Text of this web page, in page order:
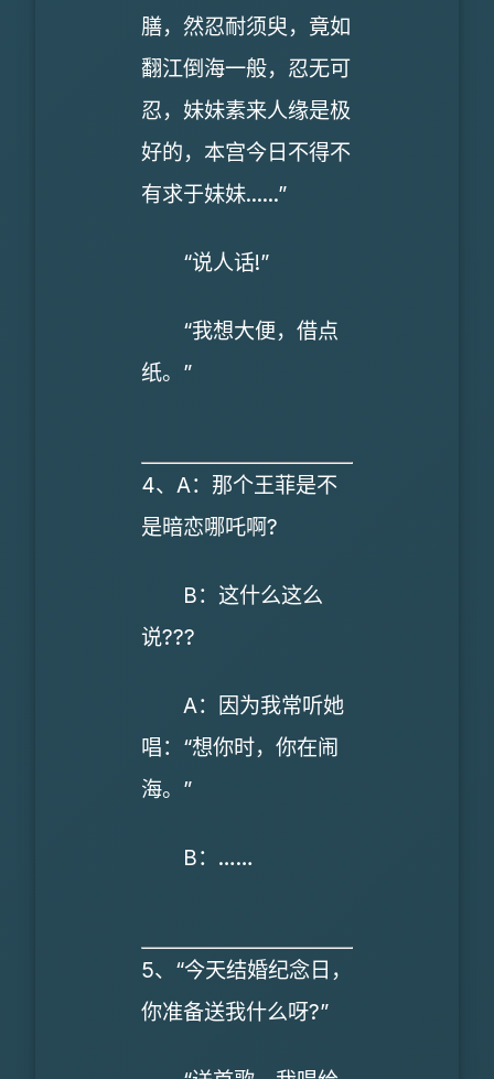
膳，然忍耐须臾，竟如
翻江倒海一般，忍无可
忍，妹妹素来人缘是极
好的，本宫今日不得不
有求于妹妹......”
“说人话!”
“我想大便，借点
纸。”
4、A：那个王菲是不
是暗恋哪吒啊?
B：这什么这么
说???
A：因为我常听她
唱：“想你时，你在闹
海。”
B：……
5、“今天结婚纪念日，
你准备送我什么呀?”